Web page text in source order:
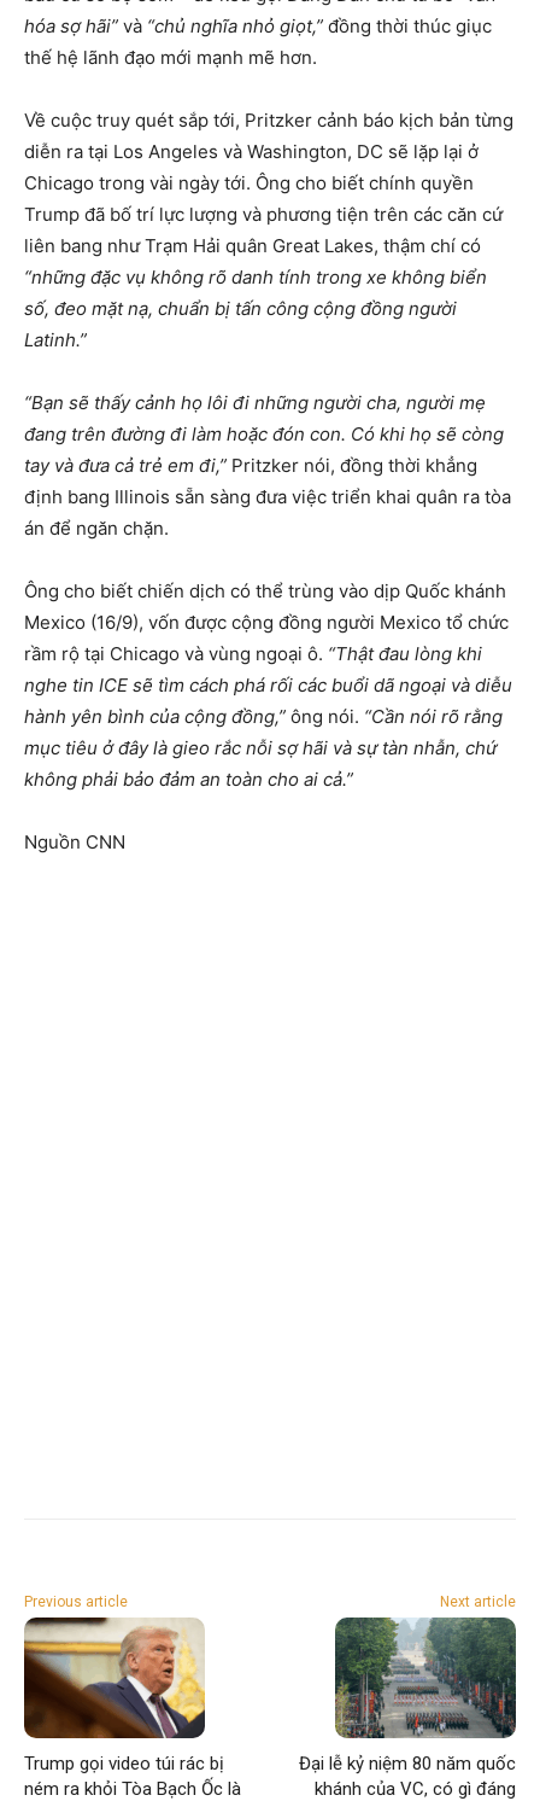
hóa sợ hãi” và “chủ nghĩa nhỏ giọt,” đồng thời thúc giục
thế hệ lãnh đạo mới mạnh mẽ hơn.
Về cuộc truy quét sắp tới, Pritzker cảnh báo kịch bản từng
diễn ra tại Los Angeles và Washington, DC sẽ lặp lại ở
Chicago trong vài ngày tới. Ông cho biết chính quyền
Trump đã bố trí lực lượng và phương tiện trên các căn cứ
liên bang như Trạm Hải quân Great Lakes, thậm chí có
“những đặc vụ không rõ danh tính trong xe không biển
số, đeo mặt nạ, chuẩn bị tấn công cộng đồng người
Latinh.”
“Bạn sẽ thấy cảnh họ lôi đi những người cha, người mẹ
đang trên đường đi làm hoặc đón con. Có khi họ sẽ còng
tay và đưa cả trẻ em đi,” Pritzker nói, đồng thời khẳng
định bang Illinois sẵn sàng đưa việc triển khai quân ra tòa
án để ngăn chặn.
Ông cho biết chiến dịch có thể trùng vào dịp Quốc khánh
Mexico (16/9), vốn được cộng đồng người Mexico tổ chức
rầm rộ tại Chicago và vùng ngoại ô. “Thật đau lòng khi
nghe tin ICE sẽ tìm cách phá rối các buổi dã ngoại và diễu
hành yên bình của cộng đồng,” ông nói. “Cần nói rõ rằng
mục tiêu ở đây là gieo rắc nỗi sợ hãi và sự tàn nhẫn, chứ
không phải bảo đảm an toàn cho ai cả.”
Nguồn CNN
Previous article
Trump gọi video túi rác bị
ném ra khỏi Tòa Bạch Ốc là
Next article
Đại lễ kỷ niệm 80 năm quốc
khánh của VC, có gì đáng